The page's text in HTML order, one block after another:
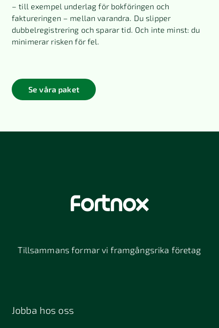
– till exempel underlag för bokföringen och
faktureringen – mellan varandra. Du slipper
dubbelregistrering och sparar tid. Och inte minst: du
minimerar risken för fel.
Se våra paket
Tillsammans formar vi framgångsrika företag
Jobba hos oss